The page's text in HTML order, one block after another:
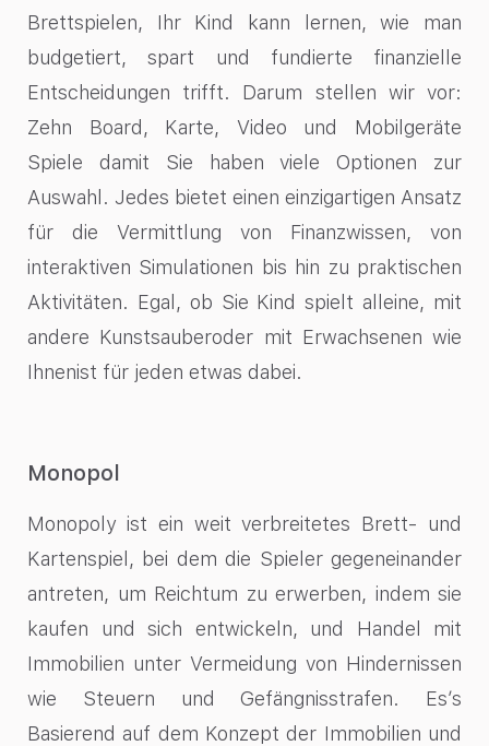
Brettspielen, Ihr Kind kann lernen, wie man
budgetiert, spart und fundierte finanzielle
Entscheidungen trifft. Darum stellen wir vor:
Zehn Board, Karte, Video und Mobilgeräte
Spiele damit Sie haben viele Optionen zur
Auswahl. Jedes bietet einen einzigartigen Ansatz
für die Vermittlung von Finanzwissen, von
interaktiven Simulationen bis hin zu praktischen
Aktivitäten. Egal, ob Sie Kind spielt alleine, mit
andere Kunstsauberoder mit Erwachsenen wie
Ihnenist für jeden etwas dabei.
Monopol
Monopoly ist ein weit verbreitetes Brett- und
Kartenspiel, bei dem die Spieler gegeneinander
antreten, um Reichtum zu erwerben, indem sie
kaufen und sich entwickeln, und Handel mit
Immobilien unter Vermeidung von Hindernissen
wie Steuern und Gefängnisstrafen. Es’s
Basierend auf dem Konzept der Immobilien und